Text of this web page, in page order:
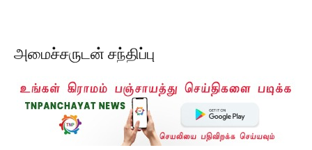
அமைச்சருடன் சந்திப்பு